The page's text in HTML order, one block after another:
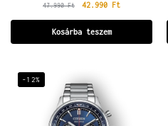
47.990Ft 42.990 Ft
Kosárba teszem
-12%